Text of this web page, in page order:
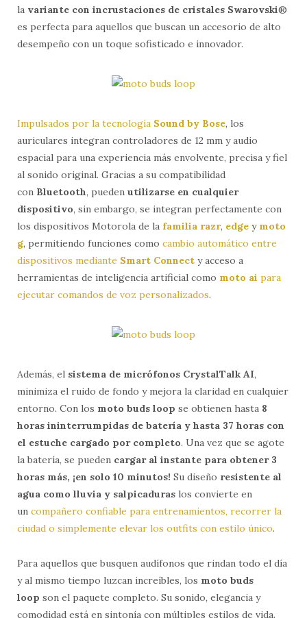
la variante con incrustaciones de cristales Swarovski®
es perfecta para aquellos que buscan un accesorio de alto
desempeño con un toque sofisticado e innovador.
Impulsados por la tecnología Sound by Bose, los
auriculares integran controladores de 12 mm y audio
espacial para una experiencia más envolvente, precisa y fiel
al sonido original. Gracias a su compatibilidad
con Bluetooth, pueden utilizarse en cualquier
dispositivo, sin embargo, se integran perfectamente con
los dispositivos Motorola de la familia razr, edge y moto
g, permitiendo funciones como cambio automático entre
dispositivos mediante Smart Connect y acceso a
herramientas de inteligencia artificial como moto ai para
ejecutar comandos de voz personalizados.
Además, el sistema de micrófonos CrystalTalk AI,
minimiza el ruido de fondo y mejora la claridad en cualquier
entorno. Con los moto buds loop se obtienen hasta 8
horas ininterrumpidas de batería y hasta 37 horas con
el estuche cargado por completo. Una vez que se agote
la batería, se pueden cargar al instante para obtener 3
horas más, ¡en solo 10 minutos! Su diseño resistente al
agua como lluvia y salpicaduras los convierte en
un compañero confiable para entrenamientos, recorrer la
ciudad o simplemente elevar los outfits con estilo único.
Para aquellos que busquen audífonos que rindan todo el día
y al mismo tiempo luzcan increíbles, los moto buds
loop son el paquete completo. Su sonido, elegancia y
comodidad está en sintonía con múltiples estilos de vida.